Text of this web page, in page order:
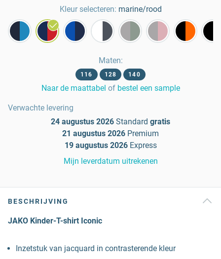
Kleur selecteren: marine/rood
Maten:
116 128 140
Naar de maattabel of bestel een sample
Verwachte levering
24 augustus 2026 Standard gratis
21 augustus 2026 Premium
19 augustus 2026 Express
Mijn leverdatum uitrekenen
BESCHRIJVING
JAKO Kinder-T-shirt Iconic
Inzetstuk van jacquard in contrasterende kleur